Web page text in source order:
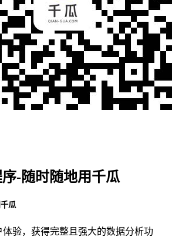
-随时随地用千瓜
瓜
体验，获得完整且强大的数据分析功